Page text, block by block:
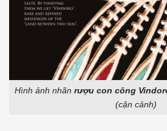
Hình ảnh nhãn rượu con công
(cận cảnh)